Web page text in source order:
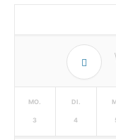
MO.
3
DI.
4